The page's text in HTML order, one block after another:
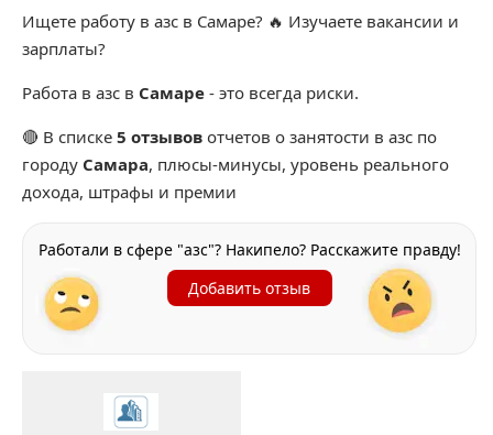
Ищете работу в азс в Самаре? 🔥 Изучаете вакансии и
зарплаты?
Работа в азс в Самаре - это всегда риски.
🔴 В списке 5 отзывов отчетов о занятости в азс по
городу Самара, плюсы-минусы, уровень реального
дохода, штрафы и премии
Работали в сфере "азс"? Накипело? Расскажите правду!
Добавить отзыв